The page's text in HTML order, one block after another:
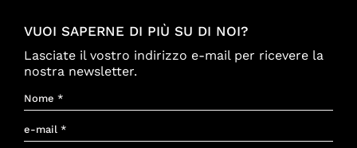
VUOI SAPERNE DI PIÙ SU DI NOI?
Lasciate il vostro indirizzo e-mail per ricevere la
nostra newsletter.